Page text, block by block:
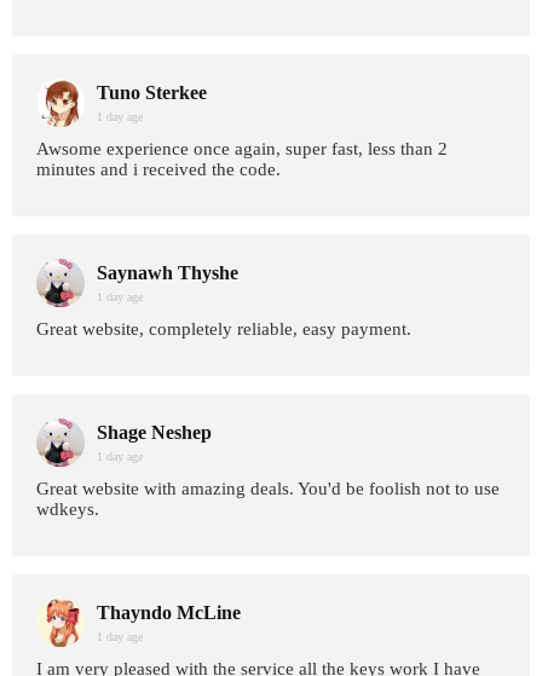
Tuno Sterkee
1 day age
Awsome experience once again, super fast, less than 2
minutes and i received the code.
Saynawh Thyshe
1 day age
Great website, completely reliable, easy payment.
Shage Neshep
1 day age
Great website with amazing deals. You'd be foolish not to use
wdkeys.
Thayndo McLine
1 day age
I am very pleased with the service all the keys work I have